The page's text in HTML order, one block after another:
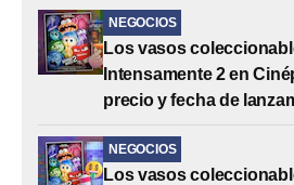
NEGOCIOS
Los vasos
Intensamente 2 en
precio y fecha de
NEGOCIOS
Los vasos